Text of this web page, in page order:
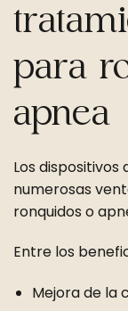
para
apnea
Los
numerosas
ronquidos o
Entre los
Mejora de la